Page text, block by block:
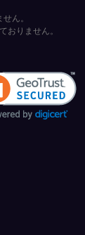
ん。
おりません。